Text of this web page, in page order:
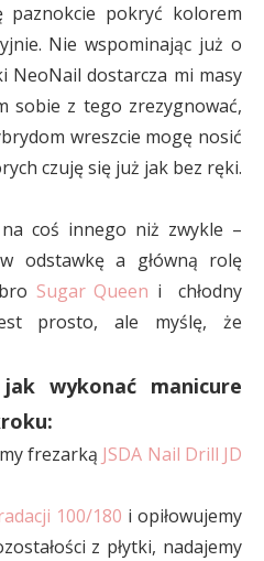
paznokcie pokryć kolorem
Nie wspominając już o
NeoNail dostarcza mi masy
sobie z tego zrezygnować,
wreszcie mogę nosić
czuję się już jak bez ręki.
coś innego niż zwykle –
odstawkę a główną rolę
Sugar Queen i chłodny
prosto, ale myślę, że
wykonać manicure
frezarką JSDA Nail Drill JD
100/180 i opiłowujemy
z płytki, nadajemy